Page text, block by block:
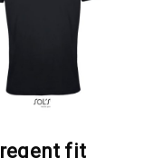
regent fit